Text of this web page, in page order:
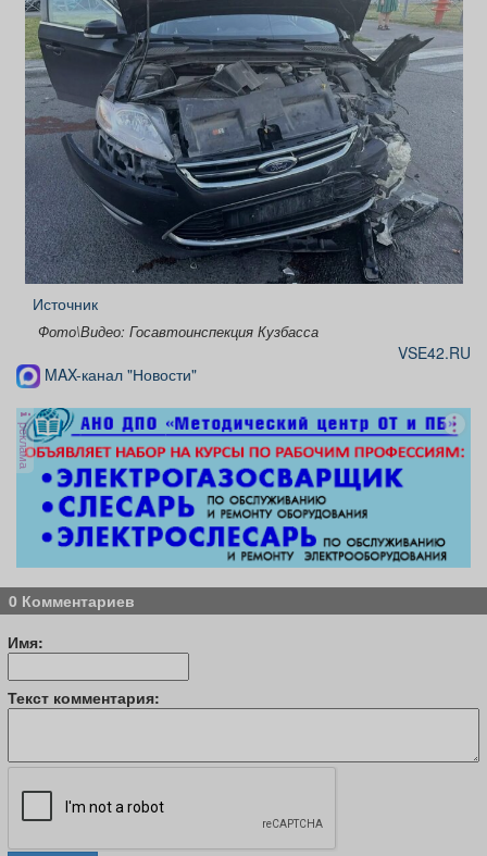
Источник
Фото\Видео: Госавтоинспекция Кузбасса
VSE42.RU
MAX-канал "Новости"
реклама
0 Комментариев
Имя:
Текст комментария: